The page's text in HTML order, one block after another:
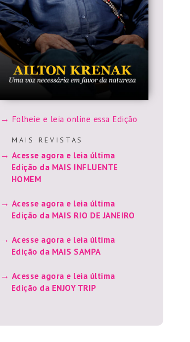
Folheie e leia online essa Edição
M A I S R E V I S T A S
Acesse agora e leia última
Edição da MAIS INFLUENTE
HOMEM
Acesse agora e leia última
Edição da MAIS RIO DE JANEIRO
Acesse agora e leia última
Edição da MAIS SAMPA
Acesse agora e leia última
Edição da ENJOY TRIP